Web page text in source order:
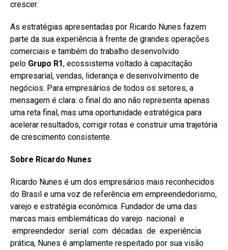
crescer.
As estratégias apresentadas por Ricardo Nunes fazem
parte da sua experiência à frente de grandes operações
comerciais e também do trabalho desenvolvido
pelo Grupo R1, ecossistema voltado à capacitação
empresarial, vendas, liderança e desenvolvimento de
negócios. Para empresários de todos os setores, a
mensagem é clara: o final do ano não representa apenas
uma reta final, mas uma oportunidade estratégica para
acelerar resultados, corrigir rotas e construir uma trajetória
de crescimento consistente.
Sobre Ricardo Nunes
Ricardo Nunes é um dos empresários mais reconhecidos
do Brasil e uma voz de referência em empreendedorismo,
varejo e estratégia econômica. Fundador de uma das
marcas mais emblemáticas do varejo nacional e
empreendedor serial com décadas de experiência
prática, Nunes é amplamente respeitado por sua visão